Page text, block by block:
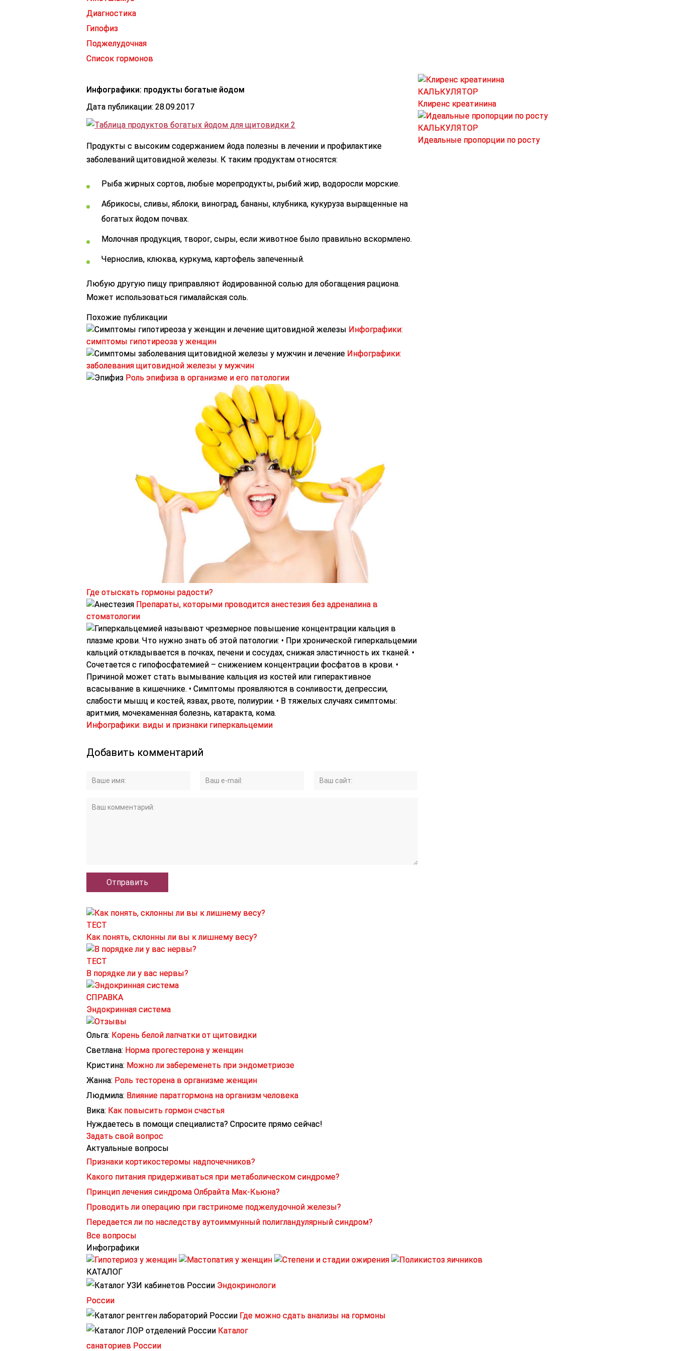
Диагностика
Гипофиз
Поджелудочная
Список гормонов
Инфографики: продукты богатые йодом
Дата публикации: 28.09.2017
Продукты с высоким содержанием йода полезны в лечении и профилактике
заболеваний щитовидной железы. К таким продуктам относятся:
Рыба жирных сортов, любые морепродукты, рыбий жир, водоросли морские.
Абрикосы, сливы, яблоки, виноград, бананы, клубника, кукуруза выращенные на
богатых йодом почвах.
Молочная продукция, творог, сыры, если животное было правильно вскормлено.
Чернослив, клюква, куркума, картофель запеченный.
Любую другую пищу приправляют йодированной солью для обогащения рациона.
Может использоваться гималайская соль.
Похожие публикации
Инфографики:
симптомы гипотиреоза у женщин
Инфографики:
заболевания щитовидной железы у мужчин
Роль эпифиза в организме и его патологии
Где отыскать гормоны радости?
Препараты, которыми проводится анестезия без адреналина в
стоматологии
Инфографики: виды и признаки гиперкальцемии
Добавить комментарий
КАЛЬКУЛЯТОР
Клиренс креатинина
КАЛЬКУЛЯТОР
Идеальные пропорции по росту
ТЕСТ
Как понять, склонны ли вы к лишнему весу?
ТЕСТ
В порядке ли у вас нервы?
СПРАВКА
Эндокринная система
Ольга: Корень белой лапчатки от щитовидки
Светлана: Норма прогестерона у женщин
Кристина: Можно ли забеременеть при эндометриозе
Жанна: Роль тесторена в организме женщин
Людмила: Влияние паратгормона на организм человека
Вика: Как повысить гормон счастья
Нуждаетесь в помощи специалиста? Спросите прямо сейчас!
Задать свой вопрос
Актуальные вопросы
Признаки кортикостеромы надпочечников?
Какого питания придерживаться при метаболическом синдроме?
Принцип лечения синдрома Олбрайта Мак-Кьюна?
Проводить ли операцию при гастриноме поджелудочной железы?
Передается ли по наследству аутоиммунный полигландулярный синдром?
Все вопросы
Инфографики
КАТАЛОГ
Эндокринологи
России
Где можно сдать анализы на гормоны
Каталог
санаториев России